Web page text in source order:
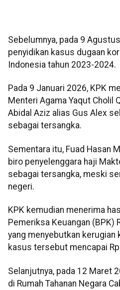
Sebelumnya, pada 9
penyidikan kasus dugaan
Indonesia tahun 2023-2024.
Pada 9 Januari 2026, KPK
Menteri Agama Yaqut Cholil
Abidal Aziz alias Gus Alex
sebagai tersangka.
Sementara itu, Fuad Hasan
biro penyelenggara haji
sebagai tersangka, meski
negeri.
KPK kemudian menerima
Pemeriksa Keuangan (BPK)
yang menyebutkan kerugian
kasus tersebut mencapai
Selanjutnya, pada 12 Maret
di Rumah Tahanan Negara